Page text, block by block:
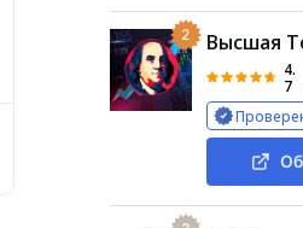
Polarto Investment: обзор
2 Высшая
4.
7